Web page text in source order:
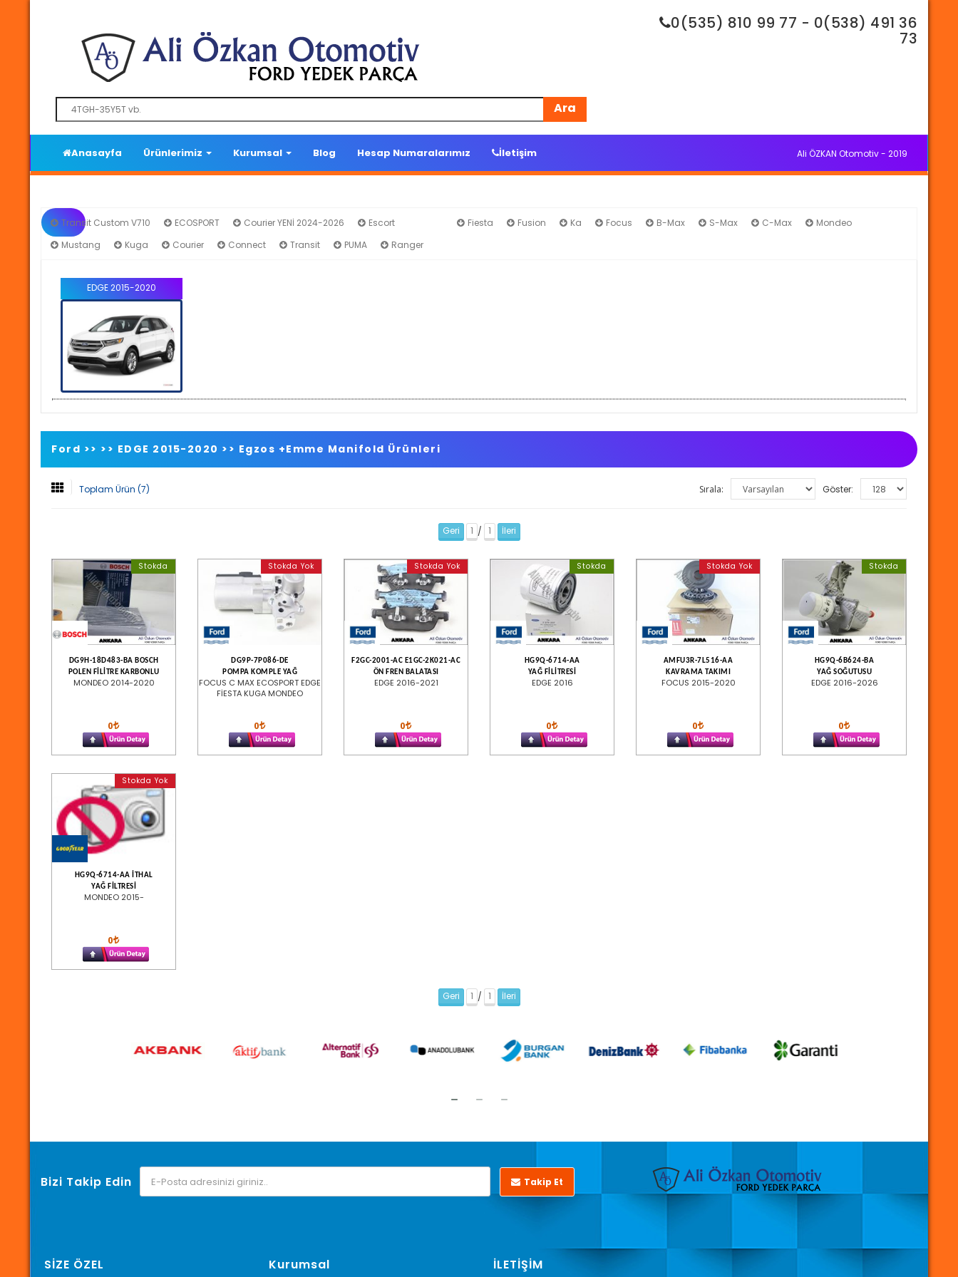
0(535) 810 99 77 - 0(538) 491 36
73
Ara
Anasayfa Ürünlerimiz Kurumsal Blog Hesap Numaralarımız İletişim Ali ÖZKAN Otomotiv - 2019
Transit Custom V710 ECOSPORT Courier YENİ 2024-2026 Escort Fiesta Fusion Ka Focus B-Max S-Max C-Max
Mondeo
Mustang
Kuga Courier Connect Transit PUMA Ranger
EDGE 2015-2020
Ford >> >> EDGE 2015-2020 >> Egzos +Emme Manifold Ürünleri
Toplam Ürün (7) Göster:
Sırala:
Geri 1 / 1 İleri
Stokda
DG9H-18D483-BA BOSCH
POLEN FİLİTRE KARBONLU
MONDEO 2014-2020
0
Stokda Yok
DG9P-7P086-DE
POMPA KOMPLE YAĞ
FOCUS C MAX ECOSPORT EDGE
FİESTA KUGA MONDEO
0
Stokda Yok
F2GC-2001-AC E1GC-2K021-AC
ÖN FREN BALATASI
EDGE 2016-2021
0
Stokda
HG9Q-6714-AA
YAĞ FİLİTRESİ
EDGE 2016
0
Stokda Yok
AMFU3R-7L516-AA
KAVRAMA TAKIMI
FOCUS 2015-2020
0
Stokda
HG9Q-6B624-BA
YAĞ SOĞUTUSU
EDGE 2016-2026
0
Stokda Yok
HG9Q-6714-AA İTHAL
YAĞ FİLTRESİ
MONDEO 2015-
0
Geri 1 / 1 İleri
Bizi Takip Edin Takip Et
SİZE ÖZEL Kurumsal İLETİŞİM